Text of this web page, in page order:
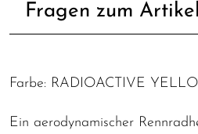
Fragen zum Artikel
Farbe: RADIOACTIVE
Ein aerodynamischer